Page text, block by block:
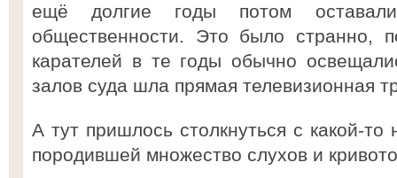
ещё долгие годы потом
общественности. Это было странно,
карателей в те годы обычно
залов суда шла прямая телевизионная
А тут пришлось столкнуться с какой-
породившей множество слухов и